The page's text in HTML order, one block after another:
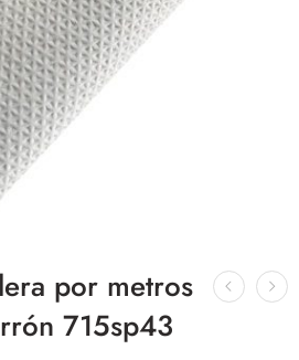
por metros
715sp43